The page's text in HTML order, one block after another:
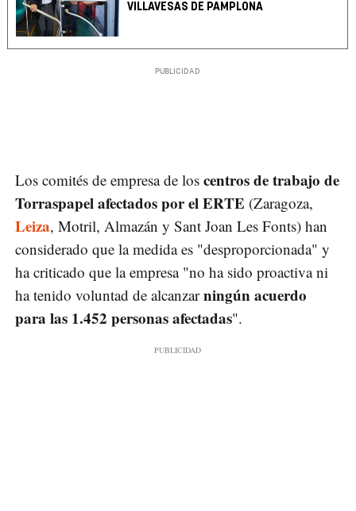
VILLAVESAS DE PAMPLONA
Los comités de empresa de los centros de trabajo de
Torraspapel afectados por el ERTE (Zaragoza,
Leiza, Motril, Almazán y Sant Joan Les Fonts) han
considerado que la medida es "desproporcionada" y
ha criticado que la empresa "no ha sido proactiva ni
ha tenido voluntad de alcanzarningún acuerdo
para las 1.452 personas afectadas".